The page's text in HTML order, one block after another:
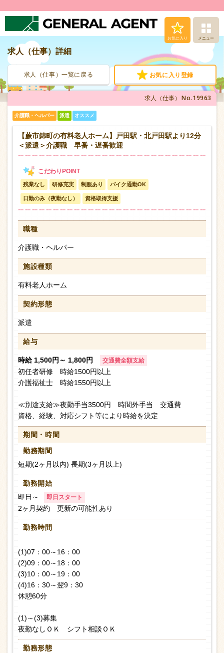
お気に入り メニュー
人材派遣サービス
転職支援サービス
登録から就業まで
お問い合わせ
求人（仕事）詳細
求人（仕事）一覧に戻る お気に入り登録
求人（仕事） No.19963
介護職・ヘルパー 派遣 オススメ
【蕨市錦町の有料老人ホーム】戸田駅・北戸田駅より12分
＜派遣＞介護職 早番・遅番歓迎
残業なし 研修充実 制服あり バイク通勤OK
日勤のみ（夜勤なし） 資格取得支援
職種
介護職・ヘルパー
施設種類
有料老人ホーム
契約形態
派遣
給与
時給 1,500円～ 1,800円 交通費全額支給
初任者研修 時給1500円以上
介護福祉士 時給1550円以上
≪別途支給≫夜勤手当3500円 時間外手当 交通費
資格、経験、対応シフト等により時給を決定
期間・時間
勤務期間
短期(2ヶ月以内) 長期(3ヶ月以上)
勤務開始
即日～
即日スタート
2ヶ月契約 更新の可能性あり
勤務時間
(1)07：00～16：00
(2)09：00～18：00
(3)10：00～19：00
(4)16：30～翌9：30
休憩60分
(1)～(3)募集
夜勤なしＯＫ シフト相談ＯＫ
勤務形態